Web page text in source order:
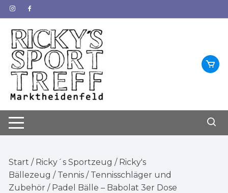
Zum
Inhalt
springen
Start / Ricky´s Sportzeug / Ricky's
Bällezeug / Tennis / Tennisschläger und
Zubehör / Padel Bälle – Babolat 3er Dose